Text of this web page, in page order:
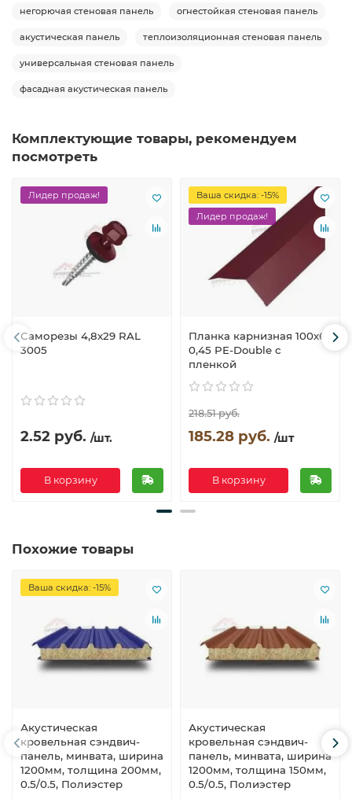
негорючая стеновая панель огнестойкая стеновая панель
акустическая панель теплоизоляционная стеновая панель
универсальная стеновая панель
фасадная акустическая панель
Комплектующие товары, рекомендуем
посмотреть
Лидер продаж!
Саморезы 4,8х29 RAL
3005
2.52 руб. /шт.
В корзину
Ваша скидка: -15%
Лидер продаж!
Планка карнизная 100х65
0,45 PE-Double с
пленкой
218.51 руб.
185.28 руб. /шт
В корзину
Похожие товары
Ваша скидка: -15%
Акустическая
кровельная сэндвич-
панель, минвата, ширина
1200мм, толщина 200мм,
0.5/0.5, Полиэстер
Акустическая
кровельная сэндвич-
панель, минвата, ширина
1200мм, толщина 150мм,
0.5/0.5, Полиэстер